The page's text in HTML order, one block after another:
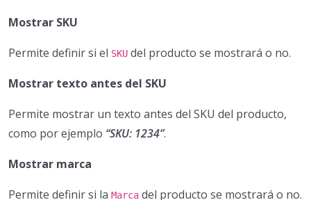
Mostrar SKU
Permite definir si el SKU del producto se mostrará o no.
Mostrar texto antes del SKU
Permite mostrar un texto antes del SKU del producto,
como por ejemplo “SKU: 1234”.
Mostrar marca
Permite definir si la Marca del producto se mostrará o no.